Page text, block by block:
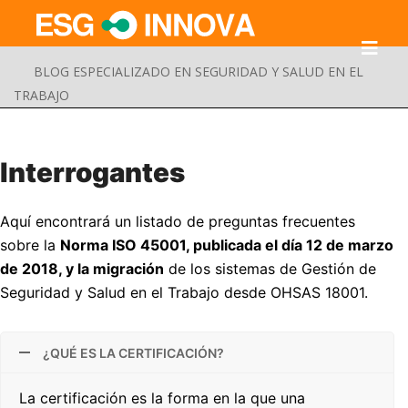
BLOG ESPECIALIZADO EN SEGURIDAD Y SALUD EN EL
TRABAJO
Buscar
Interrogantes
Aquí encontrará un listado de preguntas frecuentes
sobre la Norma ISO 45001, publicada el día 12 de marzo
de 2018, y la migración de los sistemas de Gestión de
Seguridad y Salud en el Trabajo desde OHSAS 18001.
¿QUÉ ES LA CERTIFICACIÓN?
La certificación es la forma en la que una